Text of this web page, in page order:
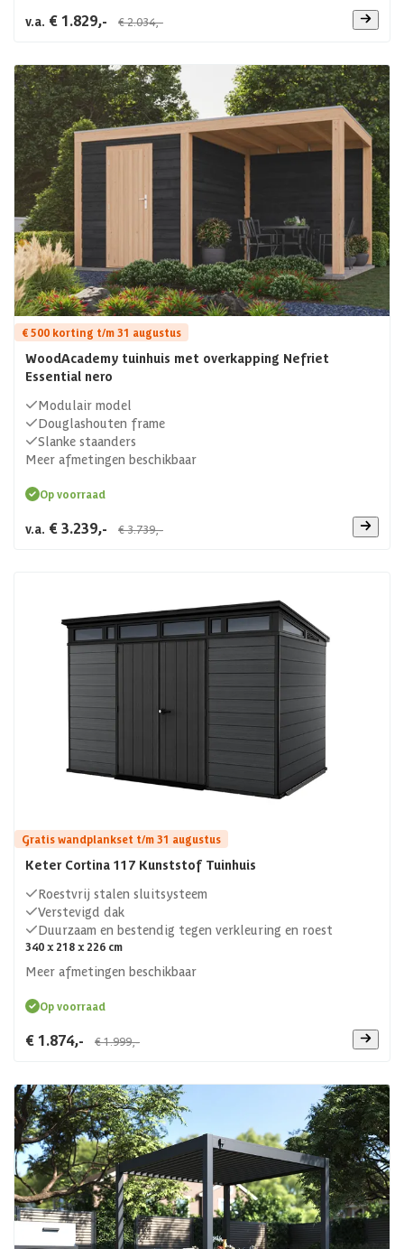
v.a. € 1.829,- € 2.034,-
€ 500 korting t/m 31 augustus
WoodAcademy tuinhuis met overkapping Nefriet
Essential nero
Modulair model
Douglashouten frame
Slanke staanders
Meer afmetingen beschikbaar
Op voorraad
v.a. € 3.239,- € 3.739,-
Gratis wandplankset t/m 31 augustus
Keter Cortina 117 Kunststof Tuinhuis
Roestvrij stalen sluitsysteem
Verstevigd dak
Duurzaam en bestendig tegen verkleuring en roest
340 x 218 x 226 cm
Meer afmetingen beschikbaar
Op voorraad
€ 1.874,- € 1.999,-